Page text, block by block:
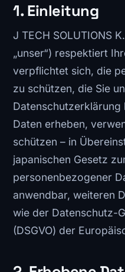
1. Einleitung
J TECH SOLUTIONS
„unser“) respektiert
verpflichtet sich, die
zu schützen, die Sie
Daten erheben,
schützen – in
japanischen Gesetz
personenbezogener
anwendbar, weiteren
wie der Datenschutz-
(DSGVO) der